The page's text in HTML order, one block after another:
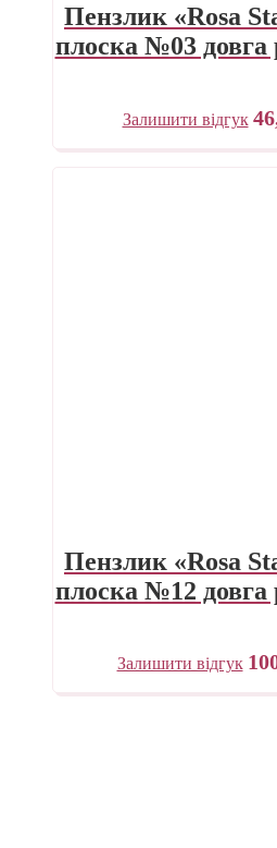
Пензлик «Rosa
плоска №03 довга
Залишити відгук
Пензлик «Rosa
плоска №12 довга
Залишити відгук